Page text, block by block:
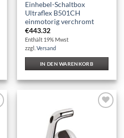
Einhebel-Schaltbox
Ultraflex B501CH
einmotorig verchromt
€443.32
Enthält 19% Mwst
zzgl.Versand
IN DEN WARENKORB